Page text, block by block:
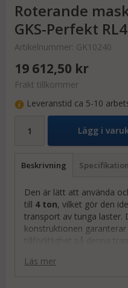
Roterande
GKS-Perfekt RL4
Artikelnummer: GK10240
19 612,50 kr
Frakt tillkommer
Leveranstid ca 5-10
Lägg i
Beskrivning
Den är lätt att använda
till 4 ton, vilket gör den
transport av tunga laster.
konstruktionen
tillförlitlighet på denna
Med sin förmåga att rotera
Läs mer